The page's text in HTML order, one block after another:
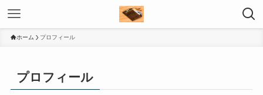
ホーム プロフィール
プロフィール